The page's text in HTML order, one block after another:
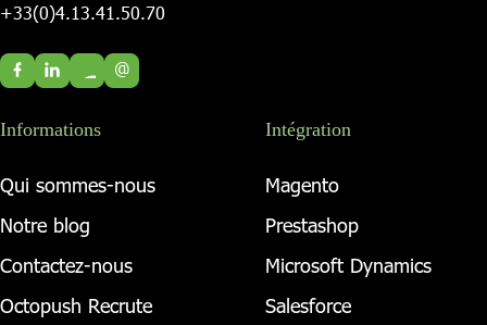
+33(0)4.13.41.50.70
@
Informations
Qui sommes-nous
Notre blog
Contactez-nous
Octopush Recrute
Intégration
Magento
Prestashop
Microsoft Dynamics
Salesforce